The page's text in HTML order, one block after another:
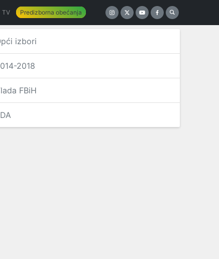
TV Predizborna obećanja
izbori
2018
FBiH